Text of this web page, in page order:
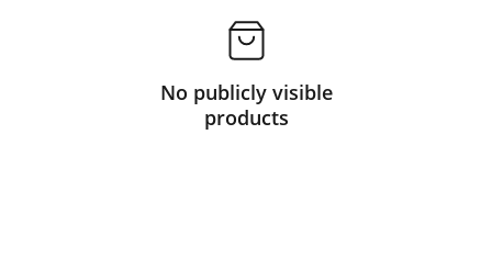
No publicly visible
products